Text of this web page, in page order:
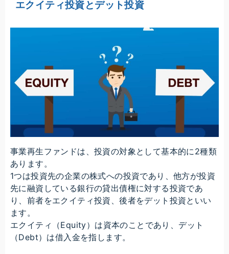
エクイティ投資とデット投資
事業再生ファンドは、投資の対象として基本的に2種類
あります。
1つは投資先の企業の株式への投資であり、他方が投資
先に融資している銀行の貸出債権に対する投資であ
り、前者をエクイティ投資、後者をデット投資といい
ます。
エクイティ（Equity）は資本のことであり、デット
（Debt）は借入金を指します。